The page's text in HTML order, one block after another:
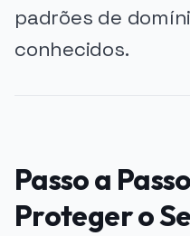
padrões de
conhecidos.
Passo a
Proteger o